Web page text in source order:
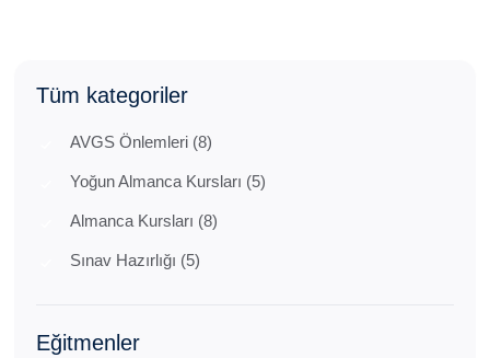
Tüm kategoriler
AVGS Önlemleri (8)
Yoğun Almanca Kursları (5)
Almanca Kursları (8)
Sınav Hazırlığı (5)
Eğitmenler